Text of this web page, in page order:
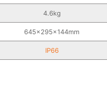
4.6kg
645x295x144mm
IP66